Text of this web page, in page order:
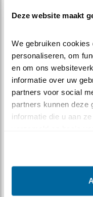
Deze website maakt
We gebruiken
personaliseren, om
en om ons
informatie over uw
partners voor social
partners kunnen deze
informatie die u aan
Kalverstraat tussen
Kalverstraat is te
in Tilburg Noord.
ga je door de
overgaat in de
Duur
2 uur
Toegankelijk met
contant te voldoen.